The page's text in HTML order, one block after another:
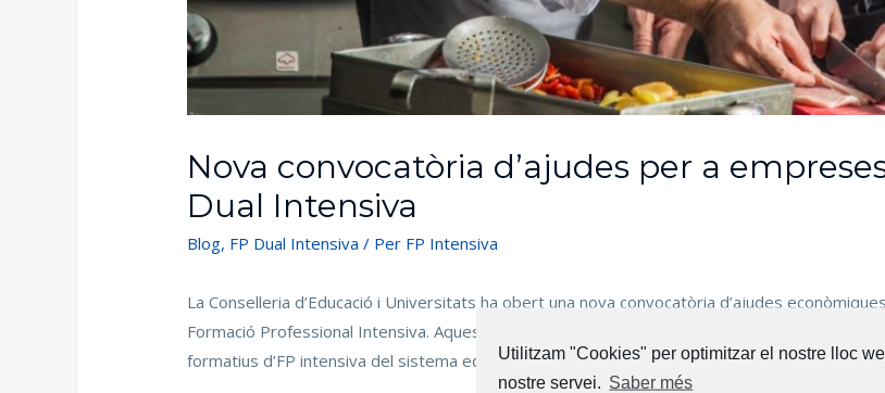
Nova convocatòria d’ajudes per a
Dual Intensiva
Blog, FP Dual Intensiva / Per FP Intensiva
La Conselleria d’Educació i Universitats ha obert una nova convocatòria d’ajudes
Formació Professional Intensiva. Aquestes ajudes estan destinades a empreses que
formatius d’FP intensiva del sistema educatiu.Utilitzam "Cookies" per optimitzar el nostre lloc
nostre servei. Saber més